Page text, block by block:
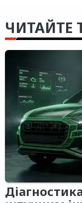
ЧИТАЙТЕ